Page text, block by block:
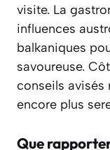
visite. La
influences
balkaniques
savoureuse.
conseils avisés
encore plus
Que